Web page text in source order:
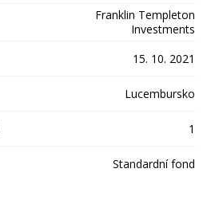
Franklin Templeton
Investments
15. 10. 2021
Lucembursko
1
Standardní fond